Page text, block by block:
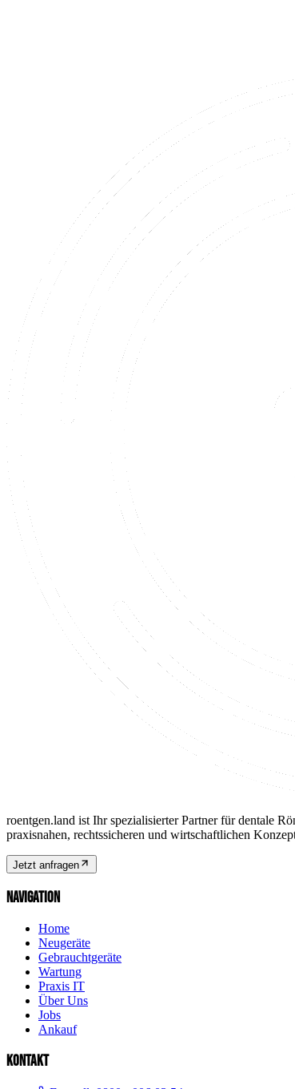
roentgen.land ist Ihr spezialisierter Partner für dentale
praxisnahen, rechtssicheren und wirtschaftlichen
Jetzt anfragen
NAVIGATION
Home
Neugeräte
Gebrauchtgeräte
Wartung
Praxis IT
Über Uns
Jobs
Ankauf
KONTAKT